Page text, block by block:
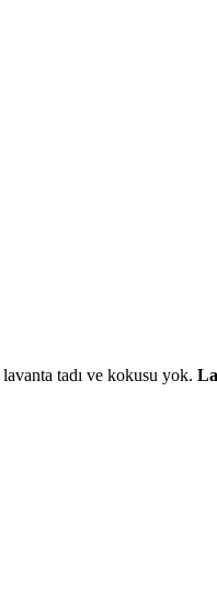
tadı ve kokusu yok.